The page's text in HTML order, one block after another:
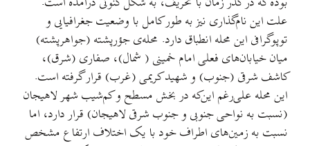
علت این نام‌گذاری نیز به طور کامل با وضعیت جغرافیایی و
توپوگرافی این محله انطباق دارد. محله‌ی جؤرپشته (جواهرپشته)
میان خیابان‌های فعلی امام خمینی ( شمال)، صفاری (‌شرق‌)،
کاشف شرقی‌ (جنوب‌) و شهید کریمی (غرب‌) قرار گرفته است.
این محله علی‌رغم این‌که‌ در بخش مسطح و کم‌شیب شهر لاهیجان
(نسبت به نواحی جنوبی و جنوب شرقی لاهیجان) قرار دارد، اما
نسبت به زمین‌های اطراف خود با یک اختلاف ارتفاع مشخص